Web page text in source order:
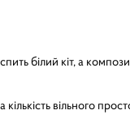
білий кіт, а
вільного